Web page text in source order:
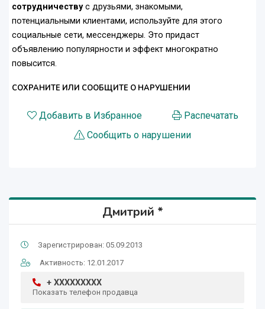
сотрудничествус друзьями, знакомыми,
потенциальными клиентами, используйте для этого
социальные сети, мессенджеры. Это придаст
объявлению популярности и эффект многократно
повысится.
СОХРАНИТЕ ИЛИ СООБЩИТЕ О НАРУШЕНИИ
Добавить в Избранное
Распечатать
Сообщить о нарушении
Дмитрий *
Зарегистрирован: 05.09.2013
Активность: 12.01.2017
+ XXXXXXXXX
Показать телефон продавца